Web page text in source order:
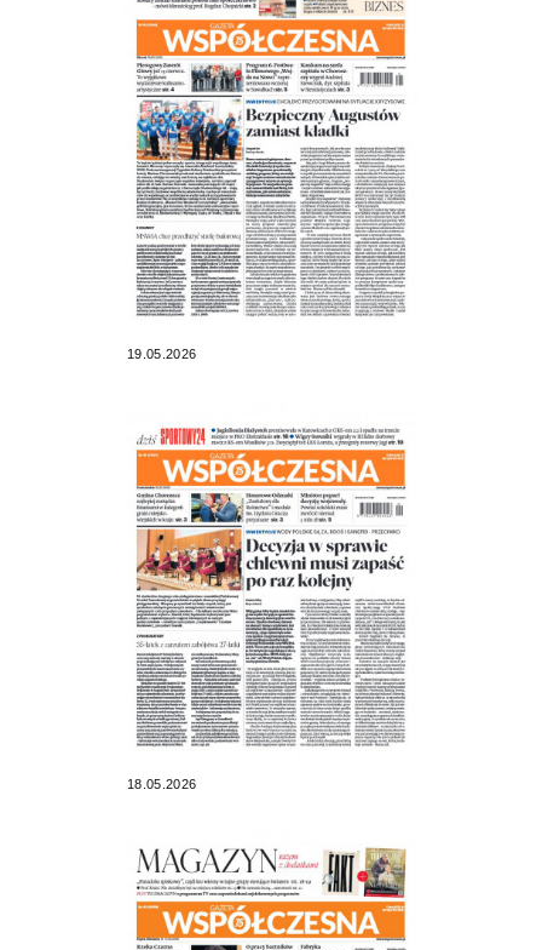
19.05.2026
18.05.2026